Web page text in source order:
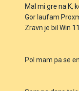
Mal mi gre na K,
Gor laufam
Zravn je bil Win
Pol mam pa se